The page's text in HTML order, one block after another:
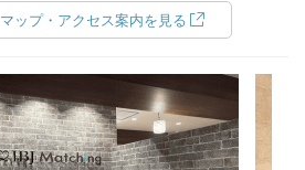
マップ・アクセス案内を見る